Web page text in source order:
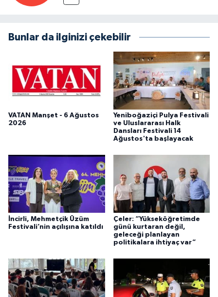
Bunlar da ilginizi çekebilir
VATAN Manşet - 6 Ağustos
2026
Yeniboğaziçi Pulya Festivali
ve Uluslararası Halk
Dansları Festivali 14
Ağustos'ta başlayacak
İncirli, Mehmetçik Üzüm
Festivali’nin açılışına katıldı
Çeler: “Yükseköğretimde
günü kurtaran değil,
geleceği planlayan
politikalara ihtiyaç var”